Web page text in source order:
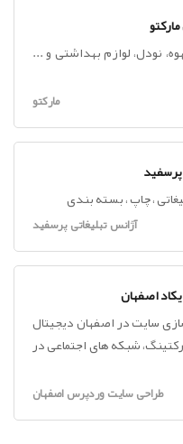
نودل، لوازم بهداشتی و ...
مارکتو
، چاپ ، بسته بندی
آژانس تبلیغاتی پرسفید
اصفهان
سایت در اصفهان دیجیتال
شبکه های اجتماعی در
طراحی سایت وردپرس اصفهان